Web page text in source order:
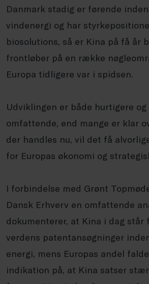
Danmark stadig er førende
vindenergi og har
biosolutions, så er Kina på få år
frontløber på en række
Europa tidligere var i spidsen.
Udviklingen er både hurtigere og
omfattende, end mange er klar
der handles nu, vil det få
for Europas økonomi og
I forbindelse med Grønt
Dansk Erhverv en omfattende
dokumenterer, at Kina i dag står
verdens patentansøgninger
energi, mens Europas andel
indikation på, at Kina satser